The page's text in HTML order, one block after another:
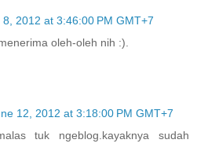
8, 2012 at 3:46:00 PM GMT+7
oleh-oleh nih :).
12, 2012 at 3:18:00 PM GMT+7
tuk ngeblog.kayaknya sudah